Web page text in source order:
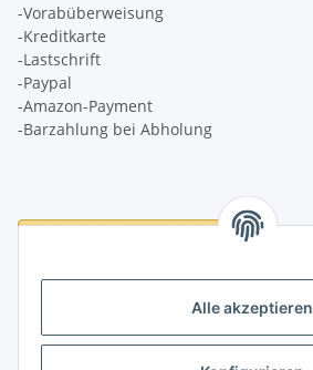
Alle akzeptieren
-Vorabüberweisung
-Kreditkarte
-Lastschrift
-Paypal
-Amazon-Payment
-Barzahlung bei Abholung
Logistikpartner